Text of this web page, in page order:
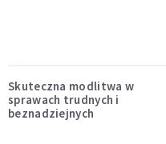
Skuteczna modlitwa w
sprawach trudnych i
beznadziejnych